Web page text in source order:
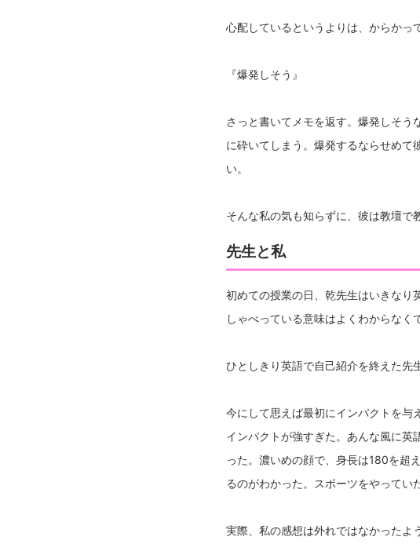
心配しているというよりは、からかっ
『爆発しそう』
さっと書いてメモを返す。爆発しそう
に砕いてしまう。爆発するならせめて
い。
そんな私の気も知らずに、彼は教壇で
先生と私
初めての授業の日、乾先生はいきなり
しゃべっている意味はよくわからなく
ひとしきり英語で自己紹介を終えた先
今にして思えば最初にインパクトを与
インパクトが強すぎた。あんな風に英
った。濃いめの顔で、身長は180を超
るのがわかった。スポーツをやってい
実際、私の感想は外れではなかったよ